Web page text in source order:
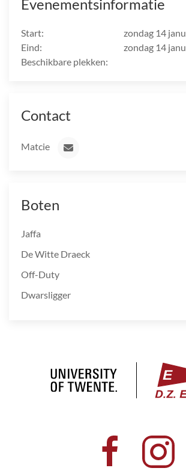
Evenementsinformatie
Start:
zondag 14
Eind:
zondag 14
Beschikbare plekken:
Contact
Matcie
Boten
Jaffa
De Witte Draeck
Off-Duty
Dwarsligger